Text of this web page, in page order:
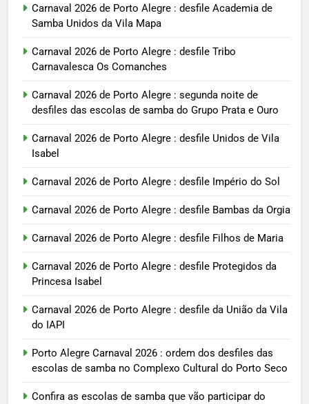
Carnaval 2026 de Porto Alegre : desfile Academia de
Samba Unidos da Vila Mapa
Carnaval 2026 de Porto Alegre : desfile Tribo
Carnavalesca Os Comanches
Carnaval 2026 de Porto Alegre : segunda noite de
desfiles das escolas de samba do Grupo Prata e Ouro
Carnaval 2026 de Porto Alegre : desfile Unidos de Vila
Isabel
Carnaval 2026 de Porto Alegre : desfile Império do Sol
Carnaval 2026 de Porto Alegre : desfile Bambas da Orgia
Carnaval 2026 de Porto Alegre : desfile Filhos de Maria
Carnaval 2026 de Porto Alegre : desfile Protegidos da
Princesa Isabel
Carnaval 2026 de Porto Alegre : desfile da União da Vila
do IAPI
Porto Alegre Carnaval 2026 : ordem dos desfiles das
escolas de samba no Complexo Cultural do Porto Seco
Confira as escolas de samba que vão participar do